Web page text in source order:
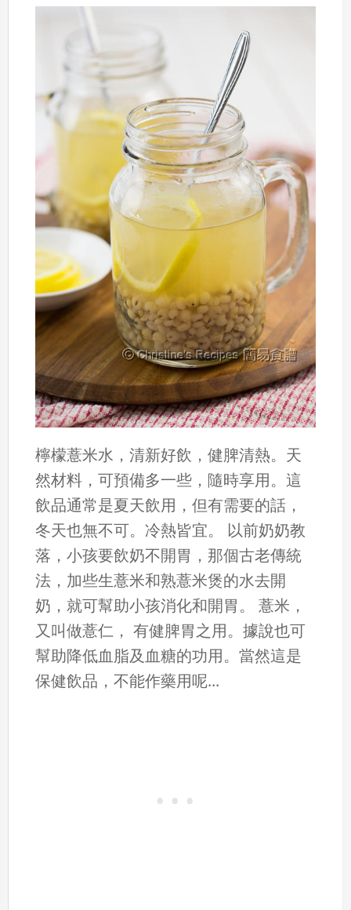
檸檬薏米水，清新好飲，健脾清熱。天
然材料，可預備多一些，隨時享用。這
飲品通常是夏天飲用，但有需要的話，
冬天也無不可。冷熱皆宜。 以前奶奶教
落，小孩要飲奶不開胃，那個古老傳統
法，加些生薏米和熟薏米煲的水去開
奶，就可幫助小孩消化和開胃。 薏米，
又叫做薏仁， 有健脾胃之用。據說也可
幫助降低血脂及血糖的功用。當然這是
保健飲品，不能作藥用呢...